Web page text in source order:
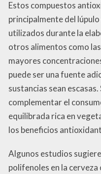
Estos compuestos
principalmente del
utilizados durante la
otros alimentos como
mayores
puede ser una fuente
sustancias sean
complementar el
equilibrada rica en
los beneficios
Algunos estudios
polifenoles en la cerveza